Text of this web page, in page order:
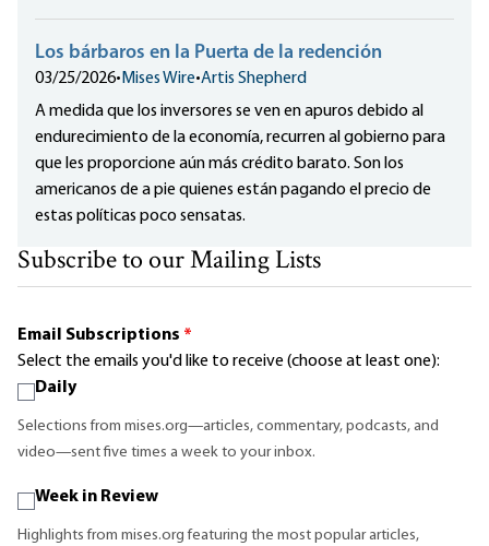
Los bárbaros en la Puerta de la redención
03/25/2026• Mises Wire•Artis Shepherd
A medida que los inversores se ven en apuros debido al
endurecimiento de la economía, recurren al gobierno para
que les proporcione aún más crédito barato. Son los
americanos de a pie quienes están pagando el precio de
estas políticas poco sensatas.
Subscribe to our Mailing Lists
Email Subscriptions *
Select the emails you'd like to receive (choose at least one):
Daily
Selections from mises.org—articles, commentary, podcasts, and
video—sent five times a week to your inbox.
Week in Review
Highlights from mises.org featuring the most popular articles,